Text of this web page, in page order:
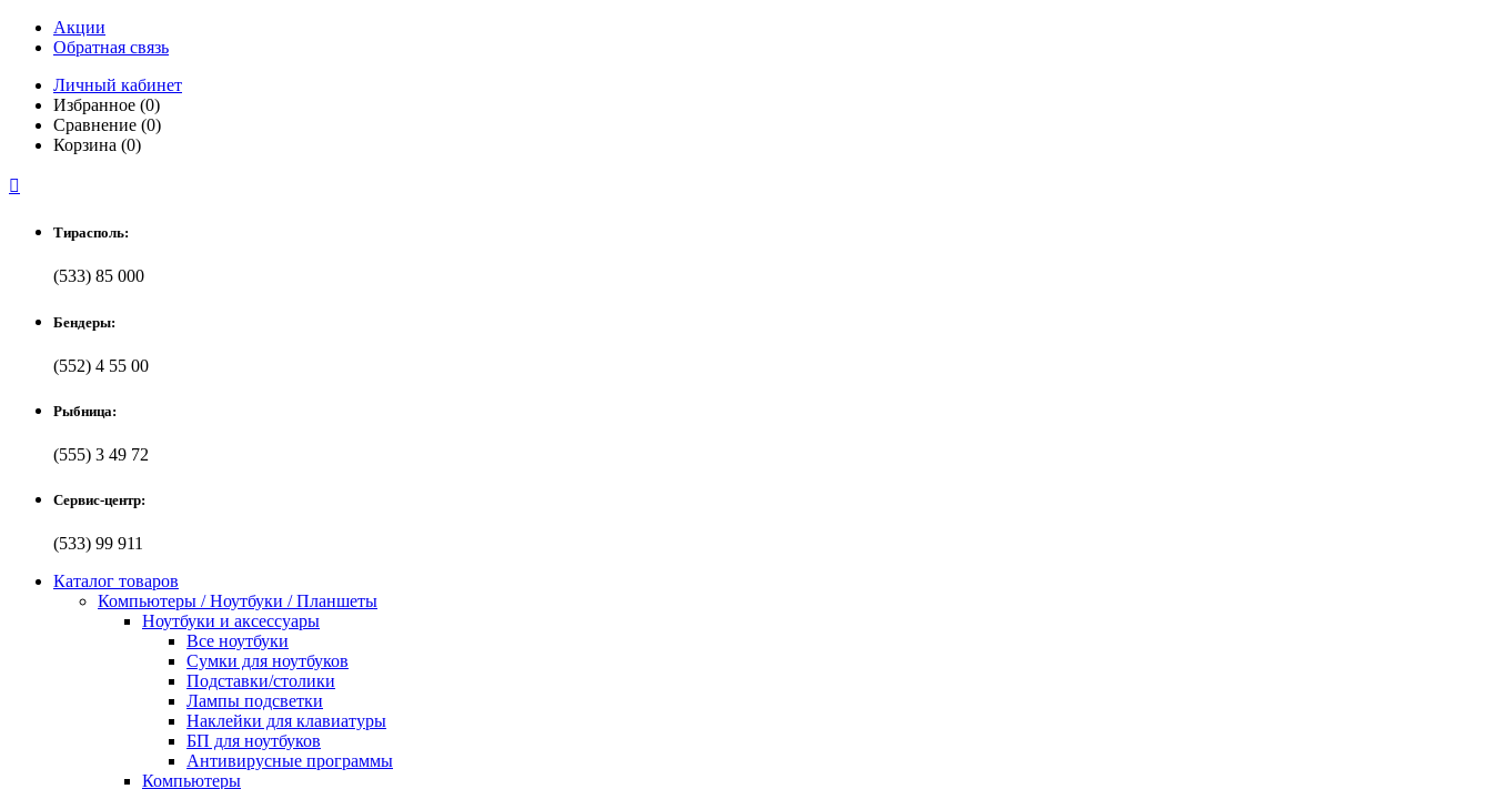
Акции
Обратная связь
Личный кабинет
Избранное (0)
Сравнение (0)
Корзина (0)

Тирасполь:
(533) 85 000
Бендеры:
(552) 4 55 00
Рыбница:
(555) 3 49 72
Сервис-центр:
(533) 99 911
Каталог товаров
Компьютеры / Ноутбуки / Планшеты
Ноутбуки и аксессуары
Все ноутбуки
Сумки для ноутбуков
Подставки/столики
Лампы подсветки
Наклейки для клавиатуры
БП для ноутбуков
Антивирусные программы
Компьютеры